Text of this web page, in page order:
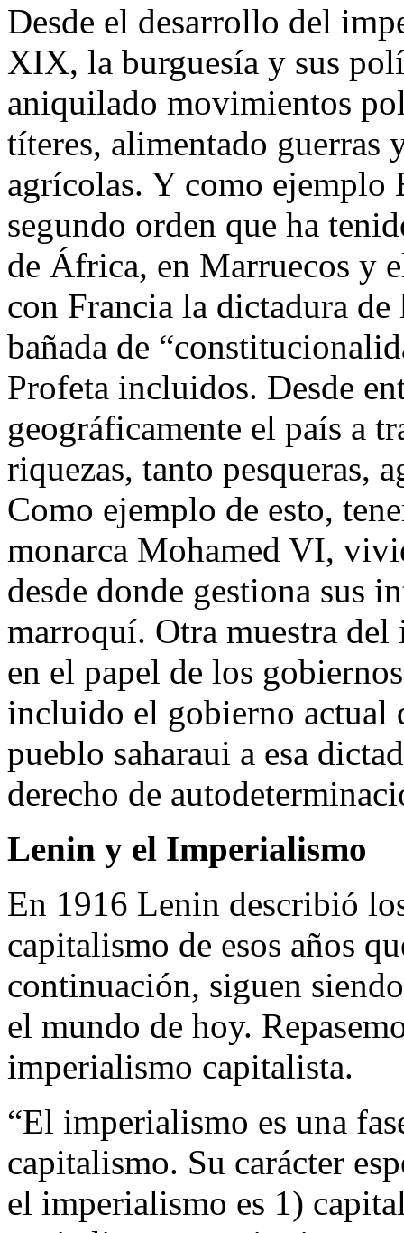
Desde el desarrollo del
XIX, la burguesía y sus
aniquilado movimientos
títeres, alimentado guerras
agrícolas. Y como ejemplo
segundo orden que ha
de África, en Marruecos y
con Francia la dictadura
bañada de
Profeta incluidos. Desde
geográficamente el país a
riquezas, tanto pesqueras,
Como ejemplo de esto,
monarca Mohamed VI,
desde donde gestiona sus
marroquí. Otra muestra
en el papel de los
incluido el gobierno actual
pueblo saharaui a esa
derecho de
Lenin y el Imperialismo
En 1916 Lenin describió
capitalismo de esos años
continuación, siguen
el mundo de hoy.
imperialismo capitalista.
“El imperialismo es una
capitalismo. Su carácter
el imperialismo es 1)